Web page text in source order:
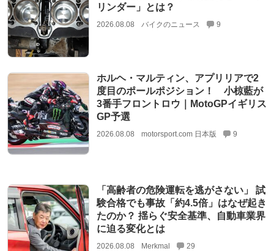
リンダー」とは？
2026.08.08 バイクのニュース 9
ホルヘ・マルティン、アプリリアで2
度目のポールポジション！ 小椋藍が
3番手フロントロウ｜MotoGPイギリス
GP予選
2026.08.08 motorsport.com 日本版 9
「高齢者の危険運転を逃がさない」 試
験合格でも事故「約4.5倍」はなぜ起き
たのか？ 揺らぐ安全基準、自動車業界
に迫る変化とは
2026.08.08 Merkmal 29